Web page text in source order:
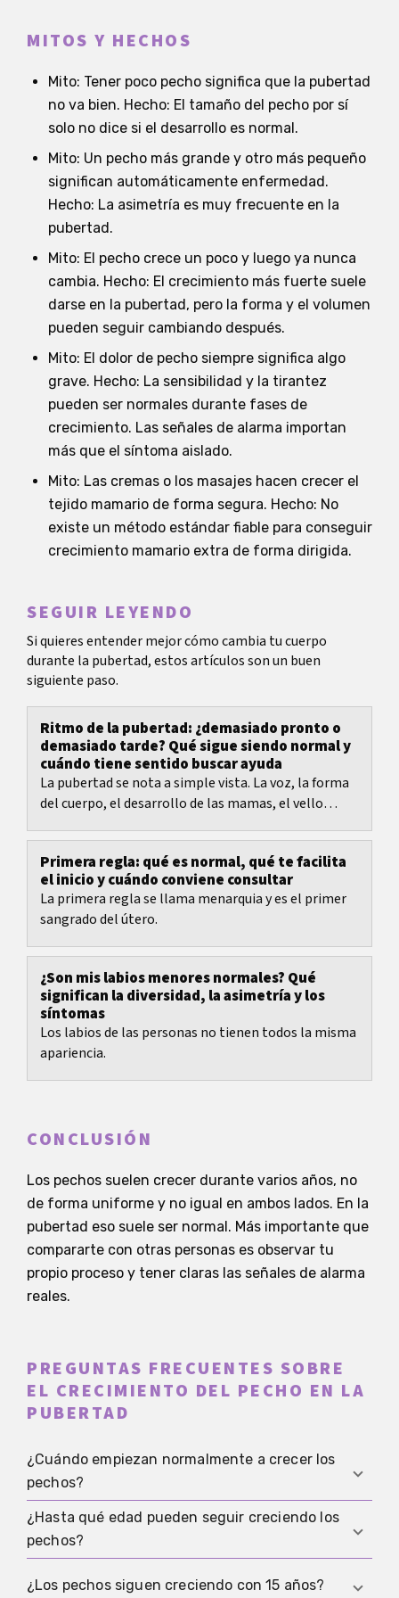
MITOS Y HECHOS
Mito: Tener poco pecho significa que la pubertad
no va bien. Hecho: El tamaño del pecho por sí
solo no dice si el desarrollo es normal.
Mito: Un pecho más grande y otro más pequeño
significan automáticamente enfermedad.
Hecho: La asimetría es muy frecuente en la
pubertad.
Mito: El pecho crece un poco y luego ya nunca
cambia. Hecho: El crecimiento más fuerte suele
darse en la pubertad, pero la forma y el volumen
pueden seguir cambiando después.
Mito: El dolor de pecho siempre significa algo
grave. Hecho: La sensibilidad y la tirantez
pueden ser normales durante fases de
crecimiento. Las señales de alarma importan
más que el síntoma aislado.
Mito: Las cremas o los masajes hacen crecer el
tejido mamario de forma segura. Hecho: No
existe un método estándar fiable para conseguir
crecimiento mamario extra de forma dirigida.
SEGUIR LEYENDO
Si quieres entender mejor cómo cambia tu cuerpo
durante la pubertad, estos artículos son un buen
siguiente paso.
Ritmo de la pubertad: ¿demasiado pronto o
demasiado tarde? Qué sigue siendo normal y
cuándo tiene sentido buscar ayuda
La pubertad se nota a simple vista. La voz, la forma
del cuerpo, el desarrollo de las mamas, el vello
Primera regla: qué es normal, qué te facilita
el inicio y cuándo conviene consultar
La primera regla se llama menarquia y es el primer
sangrado del útero.
¿Son mis labios menores normales? Qué
significan la diversidad, la asimetría y los
síntomas
Los labios de las personas no tienen todos la misma
apariencia.
CONCLUSIÓN
Los pechos suelen crecer durante varios años, no
de forma uniforme y no igual en ambos lados. En la
pubertad eso suele ser normal. Más importante que
compararte con otras personas es observar tu
propio proceso y tener claras las señales de alarma
reales.
PREGUNTAS FRECUENTES SOBRE
EL CRECIMIENTO DEL PECHO EN LA
PUBERTAD
¿Cuándo empiezan normalmente a crecer los
pechos?
El desarrollo mamario suele empezar entre los 8 y
los 13 años con pequeños botones mamarios
¿Hasta qué edad pueden seguir creciendo los
pechos?
El crecimiento más fuerte suele darse en la
¿Los pechos siguen creciendo con 15 años?